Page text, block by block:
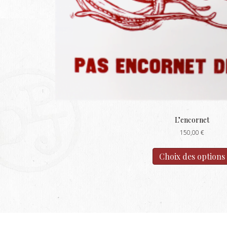
L’encornet
150,00 €
Choix des options